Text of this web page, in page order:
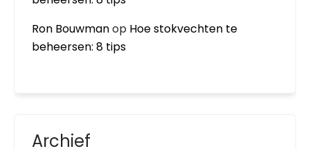
Ron Bouwmanop Hoe stokvechten te
beheersen: 8 tips
Archief